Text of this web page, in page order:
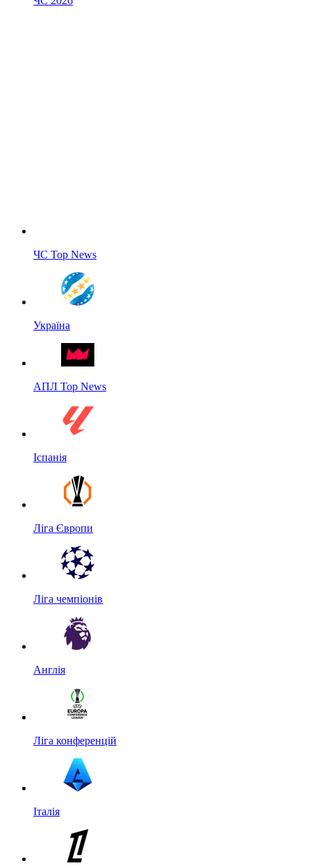
ЧС Top News
Україна
АПЛ Top News
Іспанія
Ліга Європи
Ліга чемпіонів
Англія
Ліга конференцій
Італія